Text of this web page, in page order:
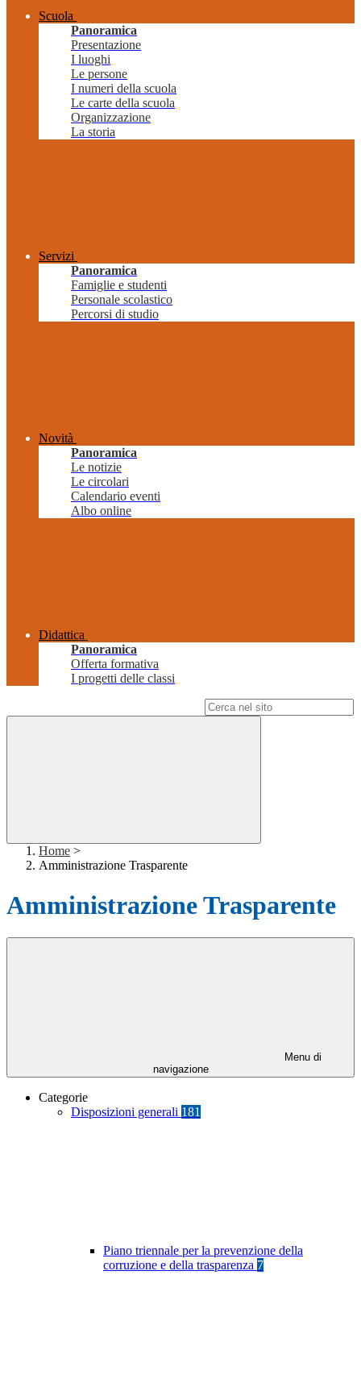
Scuola
Panoramica
Presentazione
I luoghi
Le persone
I numeri della scuola
Le carte della scuola
Organizzazione
La storia
Servizi
Panoramica
Famiglie e studenti
Personale scolastico
Percorsi di studio
Novità
Panoramica
Le notizie
Le circolari
Calendario eventi
Albo online
Didattica
Panoramica
Offerta formativa
I progetti delle classi
Home >
Amministrazione Trasparente
Amministrazione Trasparente
Menu di
navigazione
Categorie
Disposizioni generali 181
Piano triennale per la prevenzione della
corruzione e della trasparenza 7